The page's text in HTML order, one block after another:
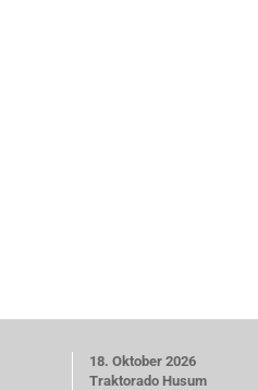
18. Oktober 2026
Traktorado Husum